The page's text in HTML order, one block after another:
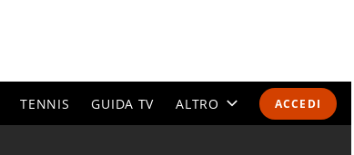
ACCEDI
TENNIS GUIDA TV ALTRO